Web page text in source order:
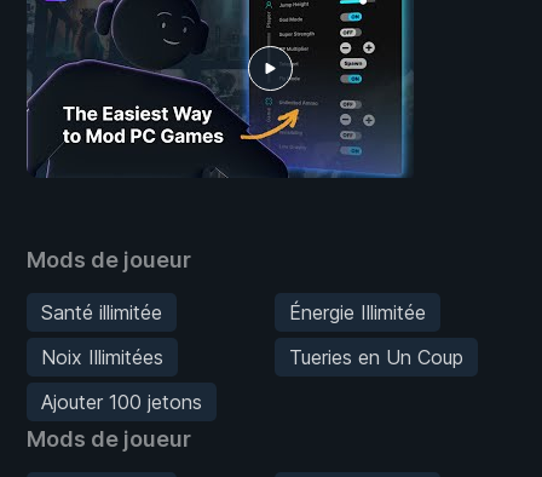
Mods de joueur
Santé illimitée
Énergie Illimitée
Noix Illimitées
Tueries en Un Coup
Ajouter 100 jetons
Mods de joueur